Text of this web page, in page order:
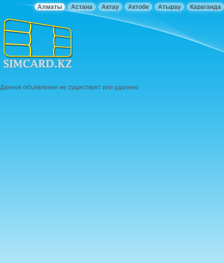
Караганда
Атырау
Актобе
Актау
Астана
Алматы
Данное объявление не существует или удалено